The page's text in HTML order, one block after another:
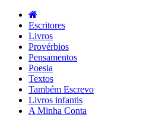
Escritores
Livros
Provérbios
Pensamentos
Poesia
Textos
Também Escrevo
Livros infantis
A Minha Conta